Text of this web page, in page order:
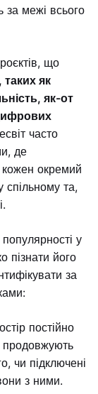
за межі всього
що
таких як
як-от
часто
де
окремий
спільному та,
у
пізнати його
за
постійно
продовжують
чи підключені
з ними.